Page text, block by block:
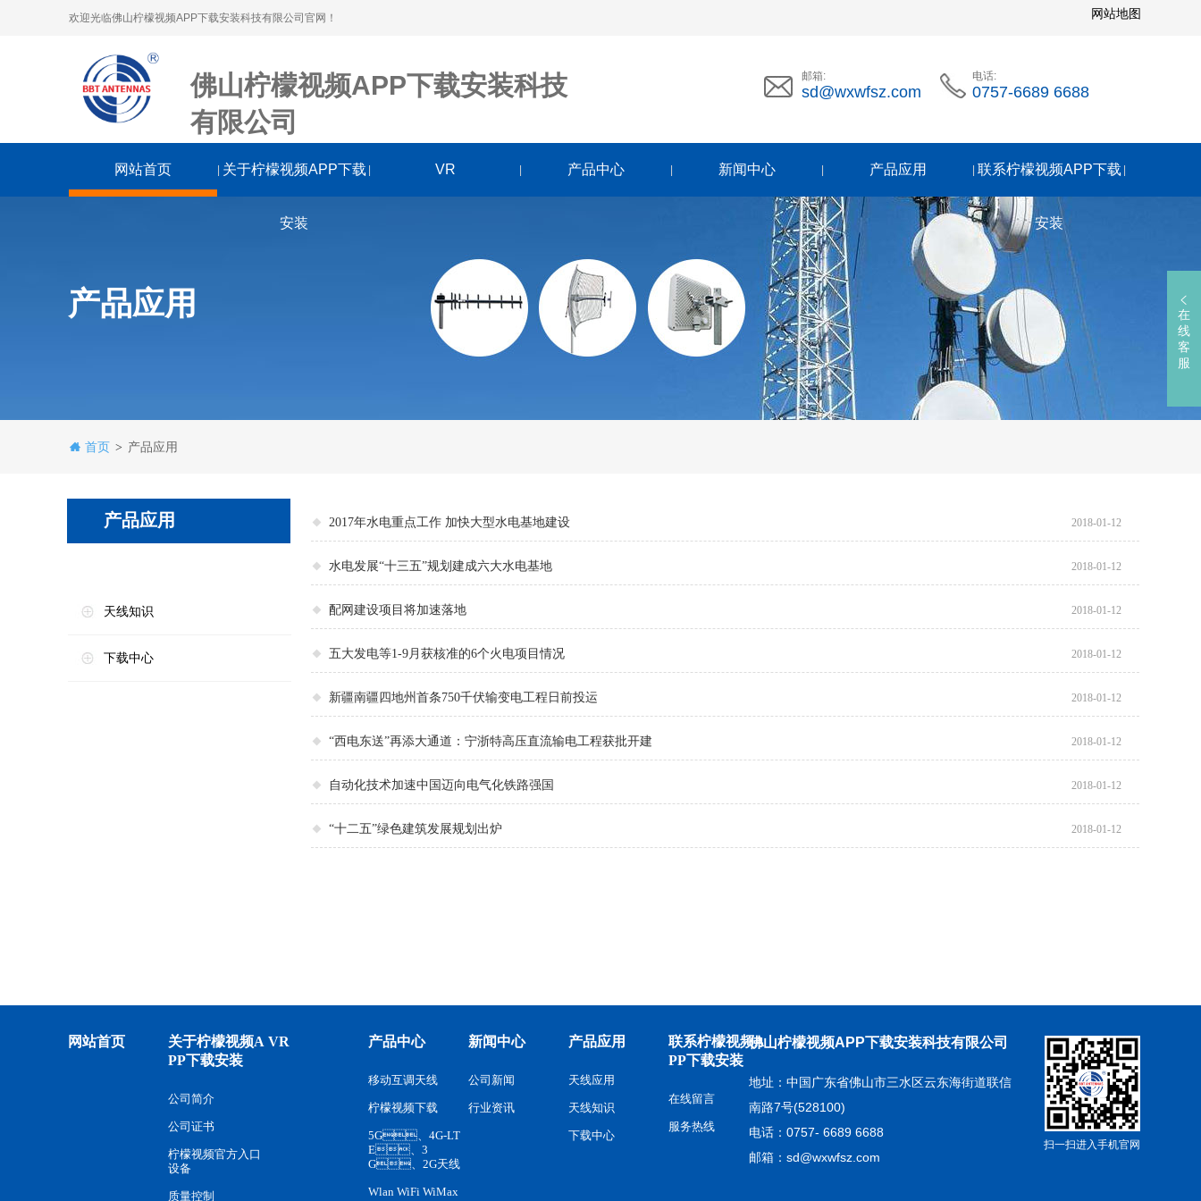
欢迎光临佛山柠檬视频APP下载安装科技有限公司官网！ 网站地图
邮箱:
sd@wxwfsz.com
电话:
0757-6689 6688
佛山柠檬视频APP下载安装科技
有限公司
网站首页 关于柠檬视频APP下载
安装
VR 产品中心 新闻中心 产品应用 联系柠檬视频APP下载
安装
在
线
客
服
扫一扫进入手机官网
网站首页
关于柠檬视频A
PP下载安装
公司简介
公司证书
柠檬视频官方入口
设备
质量控制
VR 产品中心
移动互调天线
柠檬视频下载
5G、4G-LT
E、3
G、2G天线
Wlan WiFi WiMax
新闻中心
公司新闻
行业资讯
产品应用
天线应用
天线知识
下载中心
联系柠檬视频A
PP下载安装
在线留言
服务热线
佛山柠檬视频APP下载安装科技有限公司
地址：中国广东省佛山市三水区云东海街道联信
南路7号(528100)
电话：0757- 6689 6688
邮箱：sd@wxwfsz.com
产品应用
首页 > 产品应用
产品应用
下载中心
天线知识
2017年水电重点工作 加快大型水电基地建设 2018-01-12
水电发展“十三五”规划建成六大水电基地 2018-01-12
配网建设项目将加速落地 2018-01-12
五大发电等1-9月获核准的6个火电项目情况 2018-01-12
新疆南疆四地州首条750千伏输变电工程日前投运 2018-01-12
“西电东送”再添大通道：宁浙特高压直流输电工程获批开建 2018-01-12
自动化技术加速中国迈向电气化铁路强国 2018-01-12
“十二五”绿色建筑发展规划出炉 2018-01-12